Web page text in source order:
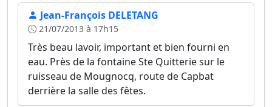
Jean-François DELETANG
21/07/2013 à 17h15
Très beau lavoir, important et bien fourni en
eau. Près de la fontaine Ste Quitterie sur le
ruisseau de Mougnocq, route de Capbat
derrière la salle des fêtes.